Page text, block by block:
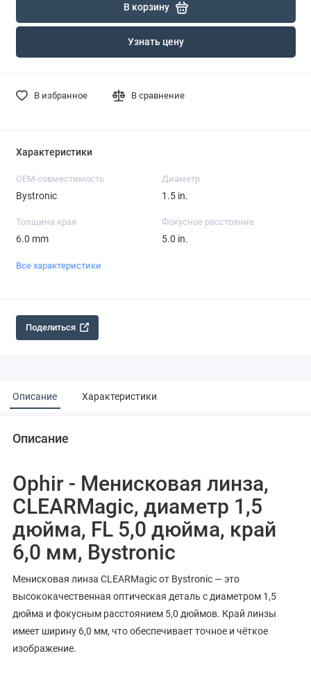
В корзину
Узнать цену
В избранное В сравнение
Характеристики
OEM-совместимость
Bystronic
Диаметр
1.5 in.
Толщина края
6.0 mm
Фокусное расстояние
5.0 in.
Все характеристики
Поделиться
Описание Характеристики
Описание
Ophir - Менисковая линза,
CLEARMagic, диаметр 1,5
дюйма, FL 5,0 дюйма, край
6,0 мм, Bystronic
Менисковая линза CLEARMagic от Bystronic — это
высококачественная оптическая деталь с диаметром 1,5
дюйма и фокусным расстоянием 5,0 дюймов. Край линзы
имеет ширину 6,0 мм, что обеспечивает точное и чёткое
изображение.